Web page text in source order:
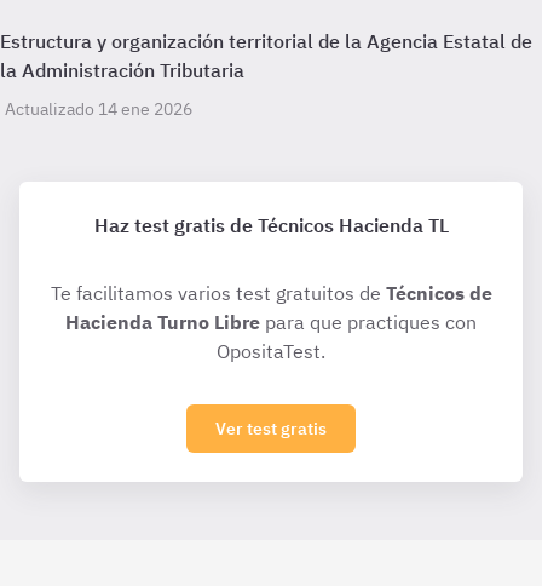
Estructura y organización territorial de la Agencia Estatal de
la Administración Tributaria
Actualizado 14 ene 2026
Haz test gratis de Técnicos Hacienda TL
Te facilitamos varios test gratuitos de Técnicos de
Hacienda Turno Libre para que practiques con
OpositaTest.
Ver test gratis